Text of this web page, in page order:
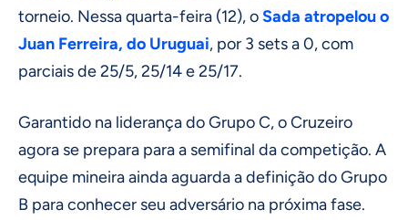
torneio. Nessa quarta-feira (12), oSada atropelou o
Juan Ferreira, do Uruguai, por 3 sets a 0, com
parciais de 25/5, 25/14 e 25/17.
Garantido na liderança do Grupo C, o Cruzeiro
agora se prepara para a semifinal da competição. A
equipe mineira ainda aguarda a definição do Grupo
B para conhecer seu adversário na próxima fase.